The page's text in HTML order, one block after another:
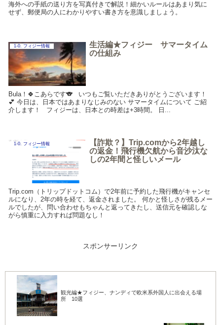
海外への手紙の送り方を写真付きで解説！細かいルールはあまり気に
せず、郵便局の人にわかりやすい書き方を意識しましょう。
1-0. フィジー情報
生活編★フィジー サマータイム
の仕組み
Bula！🍀こあらです🐨 いつもご覧いただきありがとうございます！
💕 今日は、日本ではあまりなじみのない サマータイムについて ご紹
介します！ フィジーは、日本との時差は+3時間。 日...
1-0. フィジー情報
【詐欺？】Trip.comから2年越し
の返金！飛行機欠航から音沙汰な
しの2年間と怪しいメール
Trip.com（トリップドットコム）で2年前に予約した飛行機がキャンセ
ルになり、2年の時を経て、返金されました。 何かと怪しさが残るメー
ルでしたが、問い合わせもちゃんと返ってきたし、送信元を確認しな
がら慎重に入力すれば問題なし！
スポンサーリンク
観光編★フィジー、ナンディで欧米系外国人に出会える場
所 10選